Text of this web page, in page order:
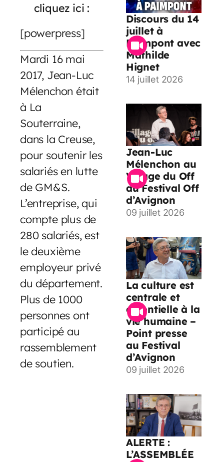
cliquez ici :
[powerpress]
Mardi 16 mai
2017, Jean-Luc
Mélenchon était
à La
Souterraine,
dans la Creuse,
pour soutenir les
salariés en lutte
de GM&S.
L’entreprise, qui
compte plus de
280 salariés, est
le deuxième
employeur privé
du département.
Plus de 1000
personnes ont
participé au
rassemblement
de soutien.
Discours du 14
juillet à
Paimpont avec
Mathilde
Hignet
14 juillet 2026
Jean-Luc
Mélenchon au
Village du Off
du Festival Off
d’Avignon
09 juillet 2026
La culture est
centrale et
essentielle à la
vie humaine –
Point presse
au Festival
d’Avignon
09 juillet 2026
ALERTE :
L’ASSEMBLÉE